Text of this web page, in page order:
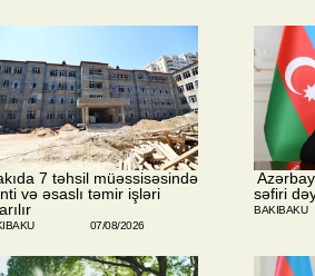
7 təhsil müəssisəsində
və əsaslı təmir işləri
07/08/2026
səfiri
BAKIBAKU